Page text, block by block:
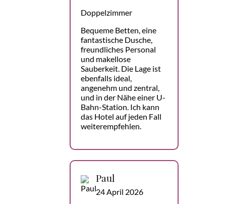
Doppelzimmer
Bequeme Betten, eine
fantastische Dusche,
freundliches Personal
und makellose
Sauberkeit. Die Lage ist
ebenfalls ideal,
angenehm und zentral,
und in der Nähe einer U-
Bahn-Station. Ich kann
das Hotel auf jeden Fall
weiterempfehlen.
Paul
24 April 2026